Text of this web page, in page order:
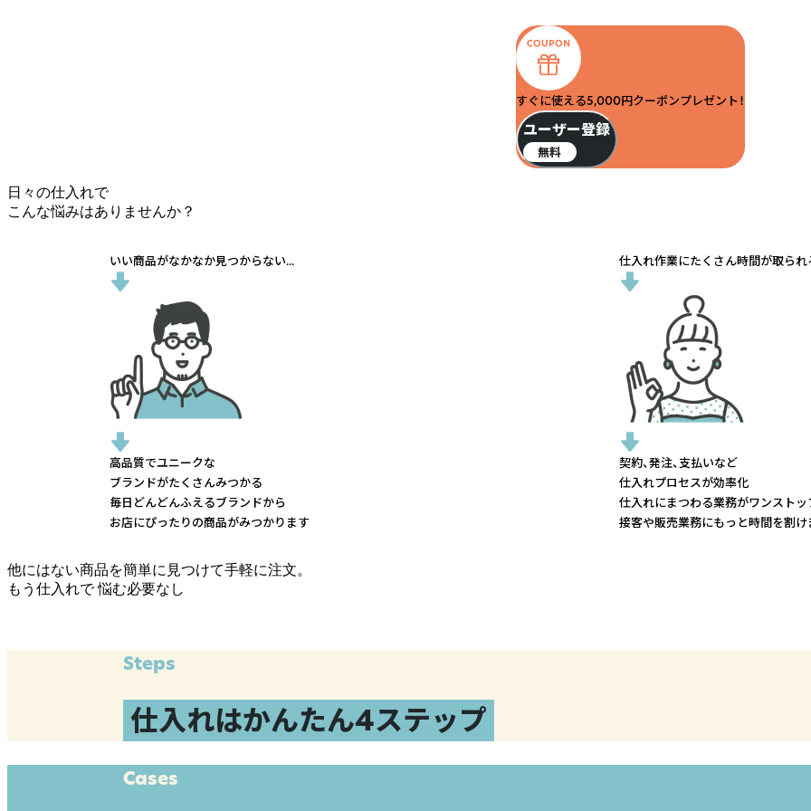
すぐに使える5,000円クーポンプレゼント！
ユーザー登録
無料
日々の仕入れで
こんな悩みはありませんか？
いい商品がなかなか見つからない...
高品質でユニークな
ブランドがたくさんみつかる
毎日どんどんふえるブランドから
お店にぴったりの商品がみつかります
仕入れ作業にたくさん時間が取られ
契約、発注、支払いなど
仕入れプロセスが効率化
仕入れにまつわる業務がワンストッ
接客や販売業務にもっと時間を割け
他にはない商品を簡単に見つけて手軽に注文。
もう仕入れで悩む必要なし
Steps
仕入れはかんたん4ステップ
Cases